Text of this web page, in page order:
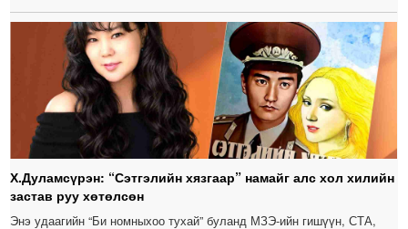
Х.Дуламсүрэн: “Сэтгэлийн хязгаар” намайг алс хол хилийн
застав руу хөтөлсөн
Энэ удаагийн “Би номныхоо тухай” буланд МЗЭ-ийн гишүүн, СТА,